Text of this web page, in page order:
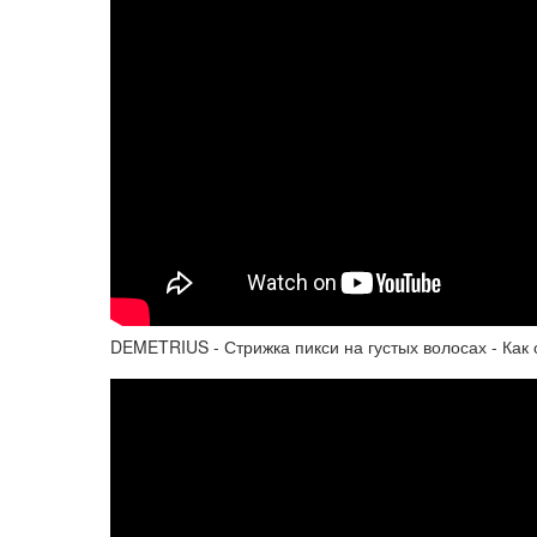
DEMETRIUS - Стрижка пикси на густых волосах -